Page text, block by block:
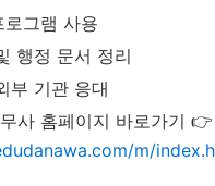
그램 사용
행정 문서 정리
부 기관 응대
사 홈페이지 바로가기 👉
m/